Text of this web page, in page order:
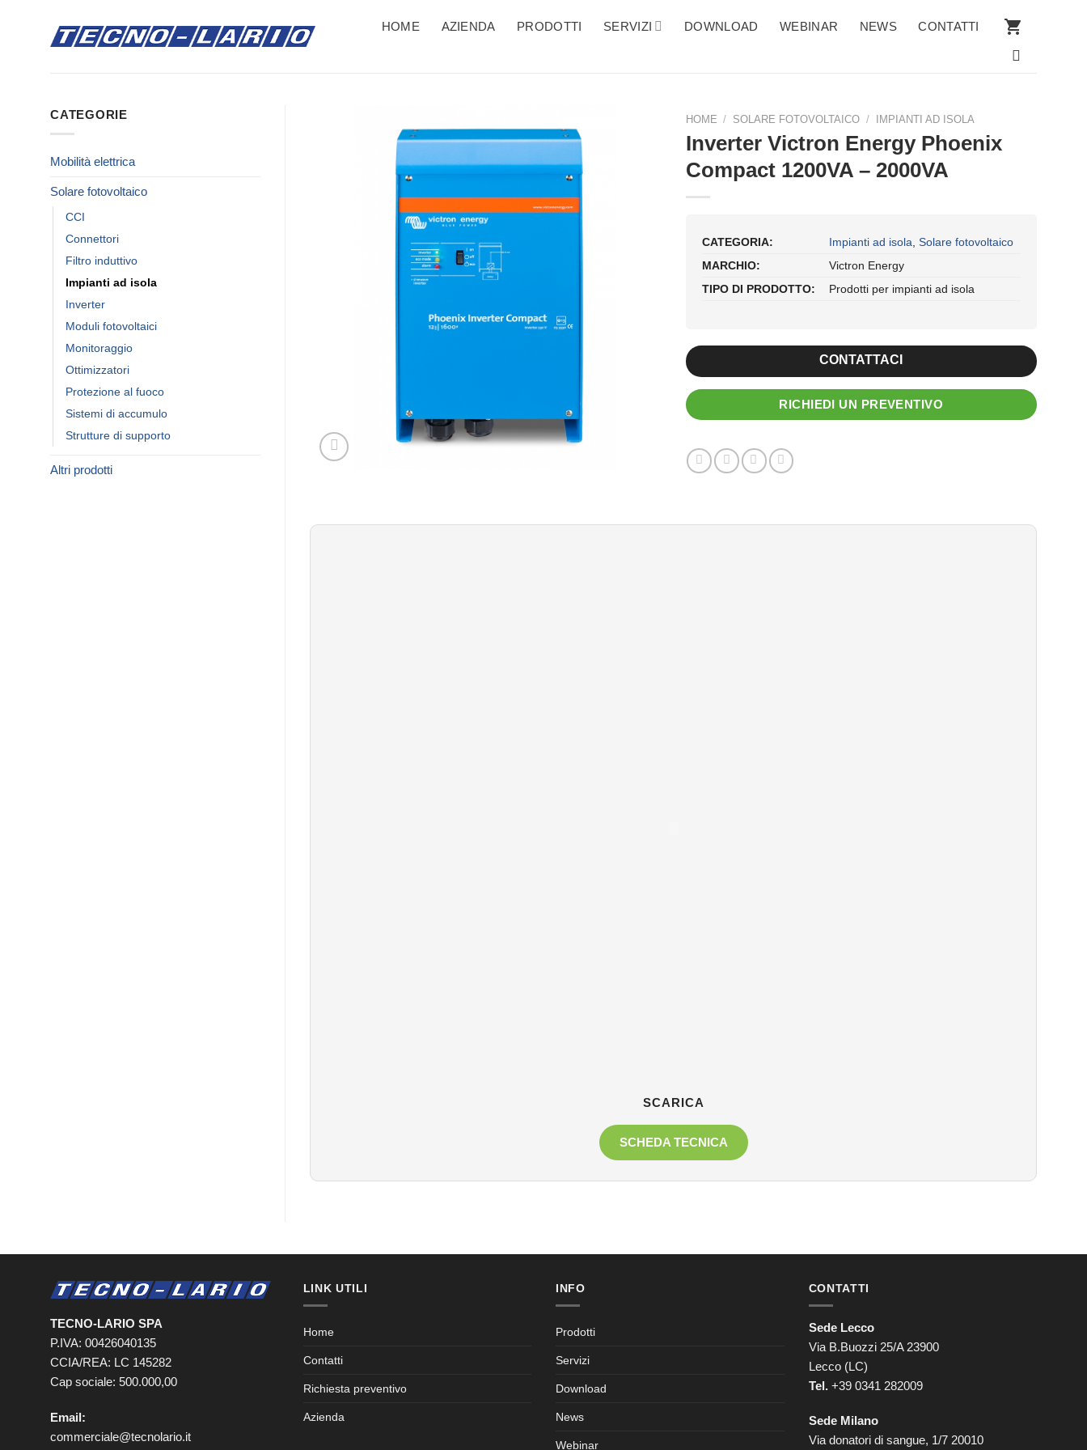
HOME AZIENDA PRODOTTI SERVIZI DOWNLOAD WEBINAR NEWS CONTATTI
CATEGORIE
Mobilità elettrica
Solare fotovoltaico
CCI
Connettori
Filtro induttivo
Impianti ad isola
Inverter
Moduli fotovoltaici
Monitoraggio
Ottimizzatori
Protezione al fuoco
Sistemi di accumulo
Strutture di supporto
Altri prodotti
HOME / SOLARE FOTOVOLTAICO / IMPIANTI AD ISOLA
Inverter Victron Energy Phoenix
Compact 1200VA – 2000VA
CATEGORIA: Impianti ad isola, Solare fotovoltaico
MARCHIO:
Victron Energy
TIPO DI PRODOTTO:
Prodotti per impianti ad isola
CONTATTACI
RICHIEDI UN PREVENTIVO
SCARICA
SCHEDA TECNICA
TECNO-LARIO SPA
P.IVA: 00426040135
CCIA/REA: LC 145282
Cap sociale: 500.000,00
Email:
commerciale@tecnolario.it
LINK UTILI
Home
Contatti
Richiesta preventivo
Azienda
INFO
Prodotti
Servizi
Download
News
Webinar
CONTATTI
Sede Lecco
Via B.Buozzi 25/A 23900
Lecco (LC)
Tel. +39 0341 282009
Sede Milano
Via donatori di sangue, 1/7 20010